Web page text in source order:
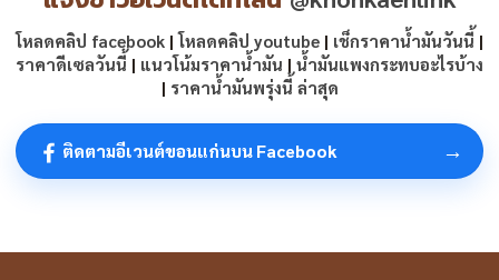
โหลดคลิป facebook |โหลดคลิป youtube | เช็กราคาน้ำมันวันนี้ |
ราคาดีเซลวันนี้ | แนวโน้มราคาน้ำมัน | น้ำมันแพงกระทบอะไรบ้าง
| ราคาน้ำมันพรุ่งนี้ ล่าสุด
ติดตามอีเวนต์ขอนแก่นบน Facebook →